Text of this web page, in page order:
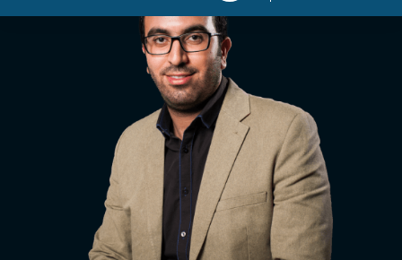
Essaouira 96.6
Taounate 95.6
Tiznit 103.1
SkhourRhamna 92.2
Taroudant 104.9
Guelmim 91.9
Tan-Tan 95.2
Tafraout 104.9
Casablanca 92.5 Hz
Rabat, Salé 106.9 Hz
Marrakech 90.5 Hz